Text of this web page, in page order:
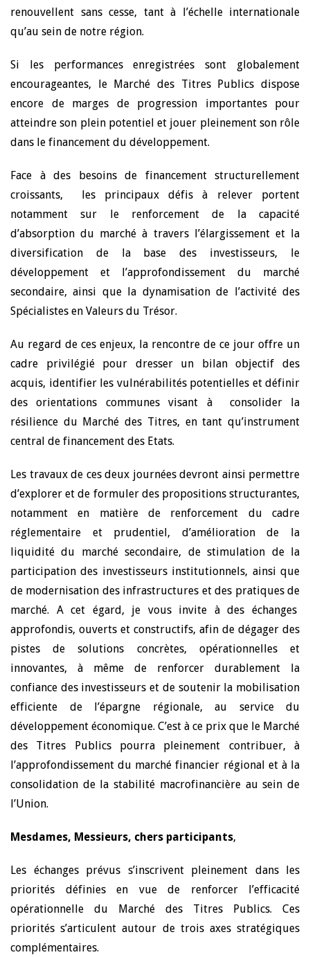
renouvellent sans cesse, tant à l’échelle internationale
qu’au sein de notre région.
Si les performances enregistrées sont globalement
encourageantes, le Marché des Titres Publics dispose
encore de marges de progression importantes pour
atteindre son plein potentiel et jouer pleinement son rôle
dans le financement du développement.
Face à des besoins de financement structurellement
croissants, les principaux défis à relever portent
notamment sur le renforcement de la capacité
d’absorption du marché à travers l’élargissement et la
diversification de la base des investisseurs, le
développement et l’approfondissement du marché
secondaire, ainsi que la dynamisation de l’activité des
Spécialistes en Valeurs du Trésor.
Au regard de ces enjeux, la rencontre de ce jour offre un
cadre privilégié pour dresser un bilan objectif des
acquis, identifier les vulnérabilités potentielles et définir
des orientations communes visant à consolider la
résilience du Marché des Titres, en tant qu’instrument
central de financement des Etats.
Les travaux de ces deux journées devront ainsi permettre
d’explorer et de formuler des propositions structurantes,
notamment en matière de renforcement du cadre
réglementaire et prudentiel, d’amélioration de la
liquidité du marché secondaire, de stimulation de la
participation des investisseurs institutionnels, ainsi que
de modernisation des infrastructures et des pratiques de
marché. A cet égard, je vous invite à des échanges
approfondis, ouverts et constructifs, afin de dégager des
pistes de solutions concrètes, opérationnelles et
innovantes, à même de renforcer durablement la
confiance des investisseurs et de soutenir la mobilisation
efficiente de l’épargne régionale, au service du
développement économique. C’est à ce prix que le Marché
des Titres Publics pourra pleinement contribuer, à
l’approfondissement du marché financier régional et à la
consolidation de la stabilité macrofinancière au sein de
l’Union.
Mesdames, Messieurs, chers participants,
Les échanges prévus s’inscrivent pleinement dans les
priorités définies en vue de renforcer l’efficacité
opérationnelle du Marché des Titres Publics. Ces
priorités s’articulent autour de trois axes stratégiques
complémentaires.